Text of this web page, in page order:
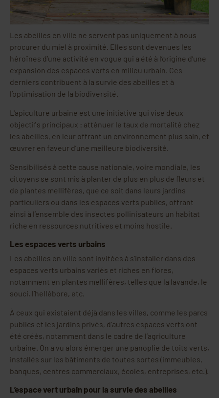
Les abeilles en ville ne servent pas uniquement à nous
procurer du miel à proximité. Elles sont devenues les
héroïnes d’une activité en vogue qui a été à l’origine d’une
expansion des espaces verts en milieu urbain. Ces
derniers contribuent à la survie des abeilles et à
l’optimisation de la biodiversité.
L'apiculture urbaine est une initiative qui vise deux
objectifs principaux : atténuer le taux de mortalité chez
les abeilles, en leur offrant un environnement plus sain, et
œuvrer en faveur d’une meilleure biodiversité.
Sensibilisés à cette cause nationale, voire mondiale, les
citoyens se sont mis à planter de plus en plus de fleurs et
de plantes mellifères, que ce soit dans leurs jardins
particuliers ou dans les espaces verts publics, offrant
ainsi à l’ensemble des insectes pollinisateurs un habitat
riche en ressources nutritives et moins hostile.
Les espaces verts urbains
Les abeilles en ville sont invitées à s’installer dans des
espaces verts urbains variés et riches en flores,
notamment en plantes mellifères, telles que la lavande, le
souci, l’hellébore, etc.
À ceux qui existaient déjà dans les villes, comme les parcs
publics et les jardins privés, d’autres espaces verts ont
été créés, notamment dans le cadre de l’agriculture
urbaine. On a vu alors émerger une panoplie de toits verts,
installés sur les bâtiments de toutes sortes (immeubles,
banques, centres commerciaux, écoles, entreprises, etc.).
L’espace vert urbain pour la survie des abeilles